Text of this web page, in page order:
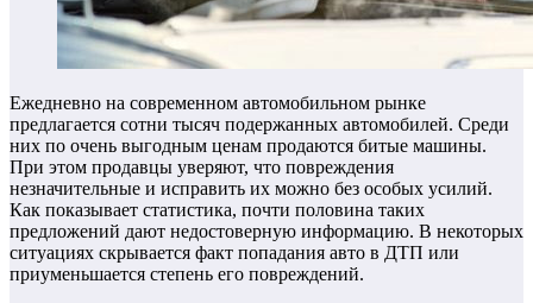
Ежедневно на современном автомобильном рынке
предлагается сотни тысяч подержанных автомобилей. Среди
них по очень выгодным ценам продаются битые машины.
При этом продавцы уверяют, что повреждения
незначительные и исправить их можно без особых усилий.
Как показывает статистика, почти половина таких
предложений дают недостоверную информацию. В некоторых
ситуациях скрывается факт попадания авто в ДТП или
приуменьшается степень его повреждений.